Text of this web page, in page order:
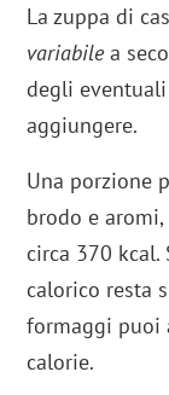
La zuppa di
variabilea
degli
aggiungere.
Una porzione
brodo e
circa 370
calorico resta
formaggi puoi
calorie.